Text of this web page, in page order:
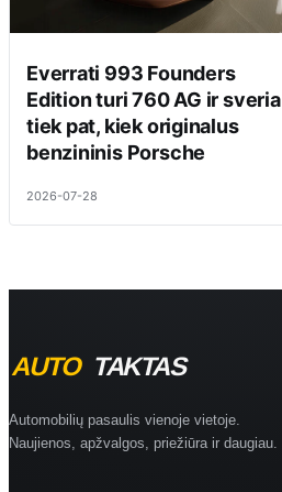
Everrati 993 Founders
Edition turi 760 AG ir sveria
tiek pat, kiek originalus
benzininis Porsche
2026-07-28
Automobilių pasaulis vienoje vietoje.
Naujienos, apžvalgos, priežiūra ir daugiau.